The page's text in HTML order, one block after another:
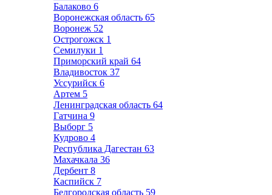
Балаково 6
Воронежская область 65
Воронеж 52
Острогожск 1
Семилуки 1
Приморский край 64
Владивосток 37
Уссурийск 6
Артем 5
Ленинградская область 64
Гатчина 9
Выборг 5
Кудрово 4
Республика Дагестан 63
Махачкала 36
Дербент 8
Каспийск 7
Белгородская область 59